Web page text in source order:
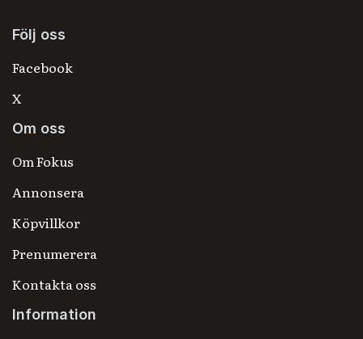
Följ oss
Facebook
X
Om oss
Om Fokus
Annonsera
Köpvillkor
Prenumerera
Kontakta oss
Information